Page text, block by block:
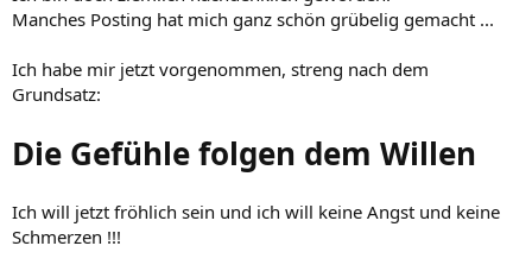
Manches Posting hat mich ganz schön grübelig gemacht ...
Ich habe mir jetzt vorgenommen, streng nach dem
Grundsatz:
Die Gefühle folgen dem Willen
Ich will jetzt fröhlich sein und ich will keine Angst und keine
Schmerzen !!!